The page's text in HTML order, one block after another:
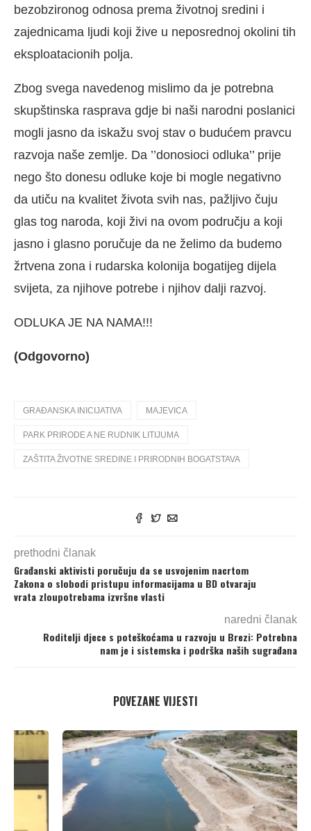
bezobzironog odnosa prema životnoj sredini i
zajednicama ljudi koji žive u neposrednoj okolini tih
eksploatacionih polja.
Zbog svega navedenog mislimo da je potrebna
skupštinska rasprava gdje bi naši narodni poslanici
mogli jasno da iskažu svoj stav o budućem pravcu
razvoja naše zemlje. Da ’’donosioci odluka’’ prije
nego što donesu odluke koje bi mogle negativno
da utiču na kvalitet života svih nas, pažljivo čuju
glas tog naroda, koji živi na ovom području a koji
jasno i glasno poručuje da ne želimo da budemo
žrtvena zona i rudarska kolonija bogatijeg dijela
svijeta, za njihove potrebe i njihov dalji razvoj.
ODLUKA JE NA NAMA!!!
(Odgovorno)
GRAĐANSKA INICIJATIVA MAJEVICA
PARK PRIRODE A NE RUDNIK LITIJUMA
ZAŠTITA ŽIVOTNE SREDINE I PRIRODNIH BOGATSTAVA
prethodni članak
Građanski aktivisti poručuju da se usvojenim nacrtom
Zakona o slobodi pristupu informacijama u BD otvaraju
vrata zloupotrebama izvršne vlasti
naredni članak
Roditelji djece s poteškoćama u razvoju u Brezi: Potrebna
nam je i sistemska i podrška naših sugrađana
POVEZANE VIJESTI